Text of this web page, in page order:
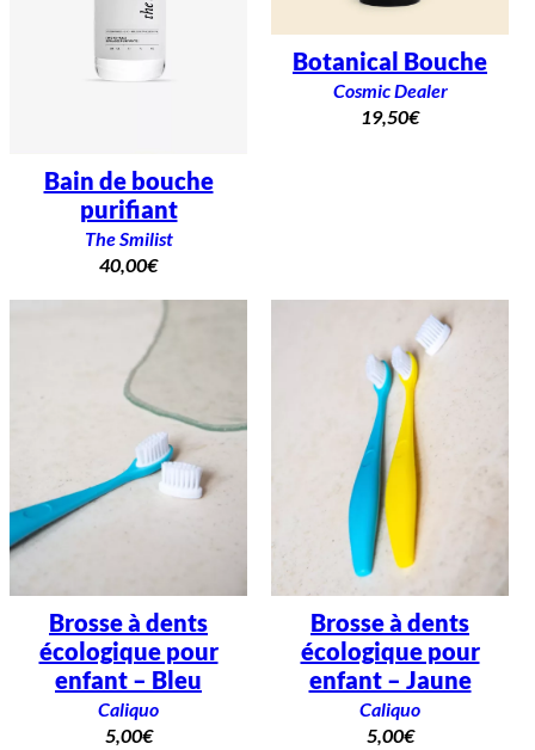
Bain de bouche
purifiant
The Smilist
40,00€
Botanical Bouche
Cosmic Dealer
19,50€
Brosse à dents
écologique pour
enfant – Bleu
Caliquo
5,00€
Brosse à dents
écologique pour
enfant – Jaune
Caliquo
5,00€